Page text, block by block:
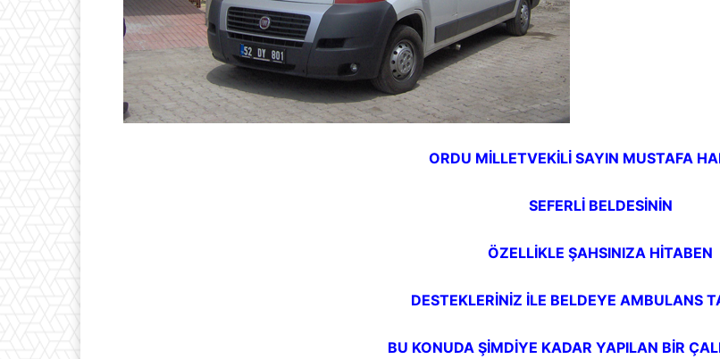
ORDU MİLLETVEKİLİ SAYIN MUSTAFA
SEFERLİ BELDESİNİN
ÖZELLİKLE ŞAHSINIZA HİTABEN
DESTEKLERİNİZ İLE BELDEYE AMBULANS
BU KONUDA ŞİMDİYE KADAR YAPILAN BİR